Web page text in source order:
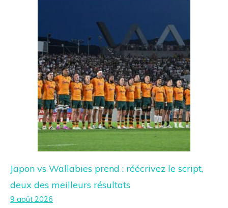
Japon vs Wallabies prend : réécrivez le script,
deux des meilleurs résultats
9 août 2026